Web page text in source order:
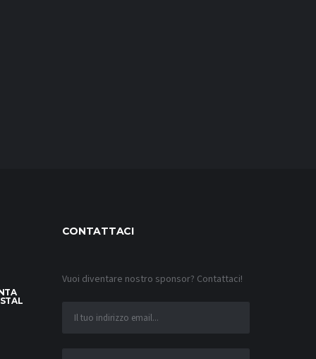
CONTATTACI
Vuoi diventare nostro sponsor? Contattaci!